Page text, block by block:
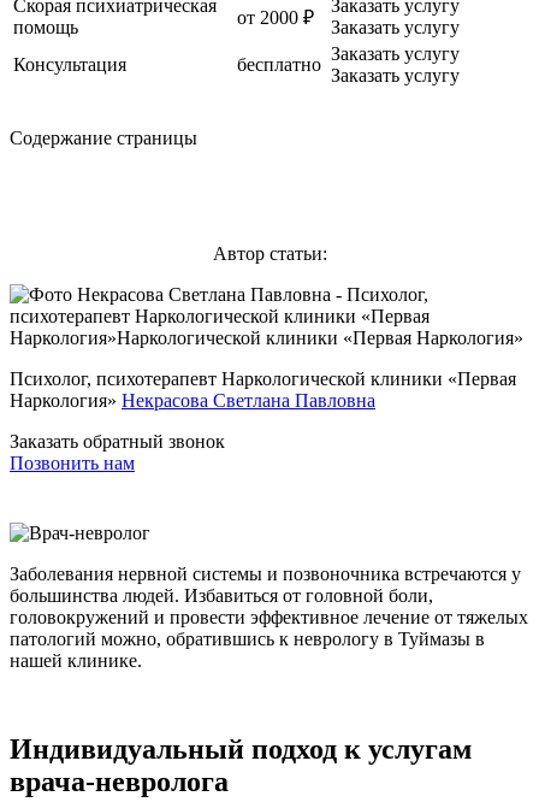
Скорая психиатрическая
помощь
от 2000 ₽
Заказать услугу
Заказать услугу
Консультация
бесплатно
Заказать услугу
Заказать услугу
Содержание страницы
Автор статьи:
Психолог, психотерапевт Наркологической клиники «Первая
Наркология» Некрасова Светлана Павловна
Заказать обратный звонок
Позвонить нам
Заболевания нервной системы и позвоночника встречаются у
большинства людей. Избавиться от головной боли,
головокружений и провести эффективное лечение от тяжелых
патологий можно, обратившись к неврологу в Туймазы в
нашей клинике.
Индивидуальный подход к услугам
врача-невролога